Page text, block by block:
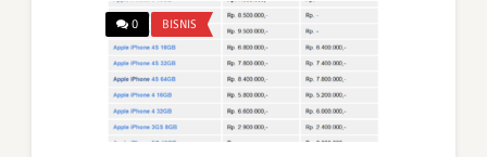
0 BISNIS